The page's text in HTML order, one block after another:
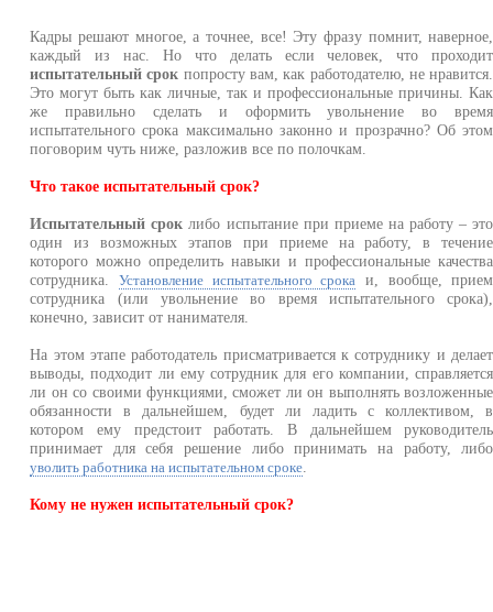
Кадры решают многое, а точнее, все! Эту фразу помнит, наверное,
каждый из нас. Но что делать если человек, что проходит
испытательный срок попросту вам, как работодателю, не нравится.
Это могут быть как личные, так и профессиональные причины. Как
же правильно сделать и оформить увольнение во время
испытательного срока максимально законно и прозрачно? Об этом
поговорим чуть ниже, разложив все по полочкам.
Что такое испытательный срок?
Испытательный срок либо испытание при приеме на работу – это
один из возможных этапов при приеме на работу, в течение
которого можно определить навыки и профессиональные качества
сотрудника. Установление испытательного срока и, вообще, прием
сотрудника (или увольнение во время испытательного срока),
конечно, зависит от нанимателя.
На этом этапе работодатель присматривается к сотруднику и делает
выводы, подходит ли ему сотрудник для его компании, справляется
ли он со своими функциями, сможет ли он выполнять возложенные
обязанности в дальнейшем, будет ли ладить с коллективом, в
котором ему предстоит работать. В дальнейшем руководитель
принимает для себя решение либо принимать на работу, либо
уволить работника на испытательном сроке.
Кому не нужен испытательный срок?